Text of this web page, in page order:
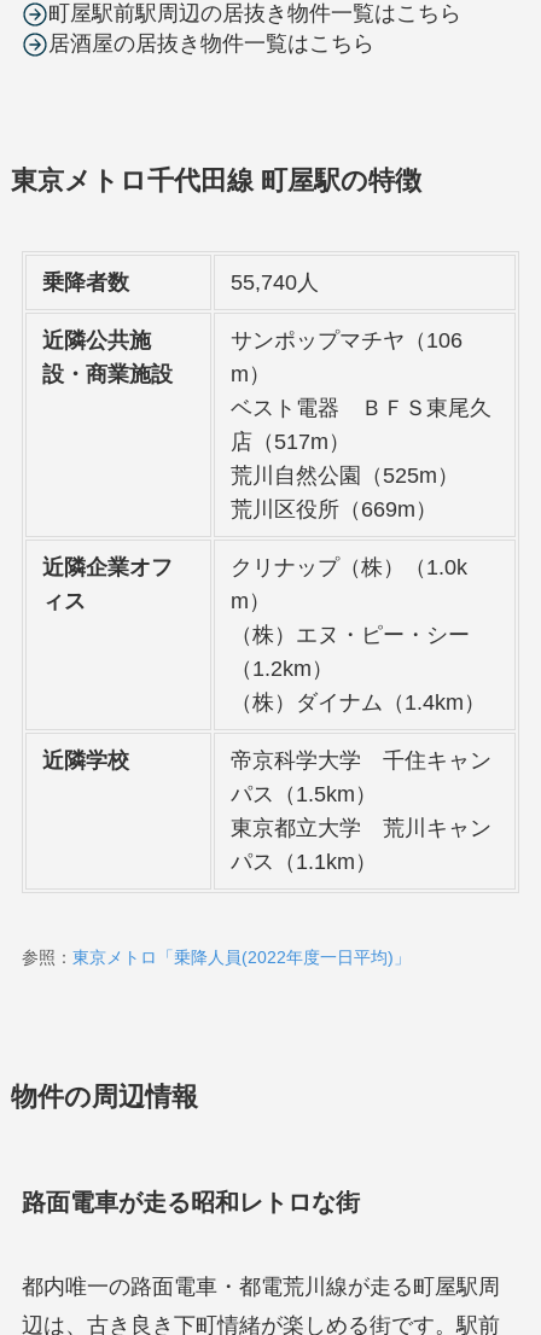
町屋駅前駅周辺の居抜き物件一覧はこちら
居酒屋の居抜き物件一覧はこちら
東京メトロ千代田線 町屋駅の特徴
乗降者数 55,740人
近隣公共施
設・商業施設
サンポップマチヤ（106
m）
ベスト電器 ＢＦＳ東尾久
店（517m）
荒川自然公園（525m）
荒川区役所（669m）
近隣企業オフ
ィス
クリナップ（株）（1.0k
m）
（株）エヌ・ピー・シー
（1.2km）
（株）ダイナム（1.4km）
近隣学校
帝京科学大学 千住キャン
パス（1.5km）
東京都立大学 荒川キャン
パス（1.1km）
参照： 東京メトロ「乗降人員(2022年度一日平均)」
物件の周辺情報
路面電車が走る昭和レトロな街
都内唯一の路面電車・都電荒川線が走る町屋駅周
辺は、古き良き下町情緒が楽しめる街です。駅前